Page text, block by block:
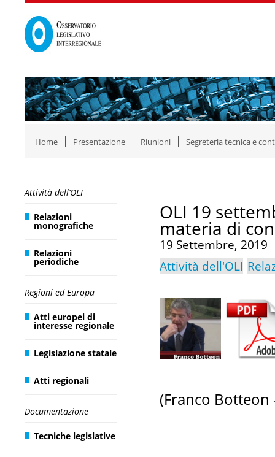
Home Presentazione Riunioni Segreteria tecnica e
Attività dell’OLI
Relazioni
monografiche
Relazioni
periodiche
Regioni ed Europa
Atti europei di
interesse regionale
Legislazione statale
Atti regionali
Documentazione
Tecniche legislative
OLI 19
materia di
19 Settembre, 2019
Attività dell'OLI
(Franco Botteon